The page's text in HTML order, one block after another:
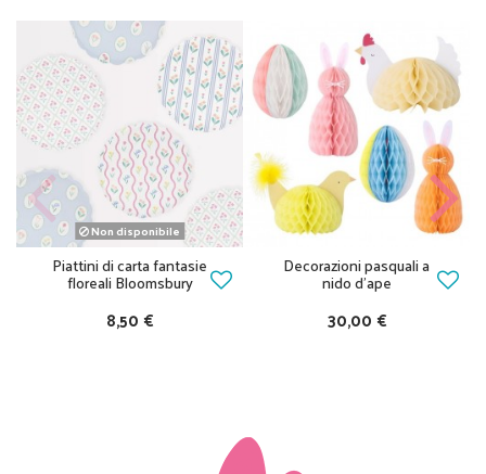
Non disponibile
Piattini di carta fantasie
floreali Bloomsbury
8,50 €
Decorazioni pasquali a
nido d’ape
30,00 €